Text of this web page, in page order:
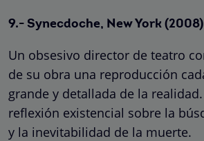
9.- Synecdoche, New York (2008)
Un obsesivo director de teatro
de su obra una reproducción
grande y detallada de la
reflexión existencial sobre la
y la inevitabilidad de la muerte.